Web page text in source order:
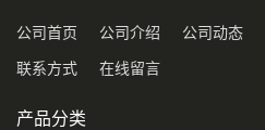
公司首页 公司介绍 公司动态
联系方式 在线留言
产品分类